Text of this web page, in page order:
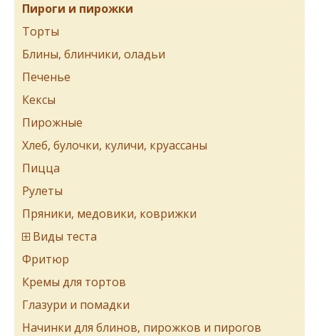
Пироги и пирожки
Торты
Блины, блинчики, оладьи
Печенье
Кексы
Пирожные
Хлеб, булочки, куличи, круассаны
Пицца
Рулеты
Пряники, медовики, коврижки
Виды теста
Фритюр
Кремы для тортов
Глазури и помадки
Начинки для блинов, пирожков и пирогов